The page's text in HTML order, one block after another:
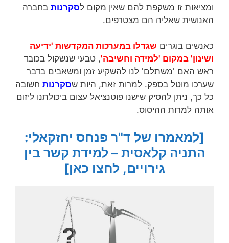
ומציאות זו משקפת להם שאין מקום לסקרנות בחברה
האנושית שאליה הם מצטרפים.
כאנשים בוגרים שגדלו במערכות המקדשות 'ידיעה
ושינון' במקום 'למידה וחשיבה', טבעי שנשקול בכובד
ראש האם 'משתלם' לנו להשקיע זמן ומשאבים בדבר
שערכו מוטל בספק. למרות זאת, היות שסקרנות חשובה
כל כך, ניתן להסיק שישנו פוטנציאל עצום ביכולתנו ליזום
אותה למרות ההיסוס.
[למאמרו של ד"ר פנחס יחזקאלי:
התניה קלאסית – למידת קשר בין
גירויים, לחצו כאן]